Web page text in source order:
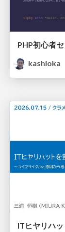
kashioka